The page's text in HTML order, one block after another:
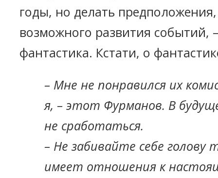
годы, но делать
возможного развития событий,
фантастика. Кстати, о
– Мне не понравился их
я, – этот Фурманов. В
не сработаться.
– Не забивайте себе голову
имеет отношения к